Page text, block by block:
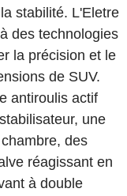
stabilité. L'Eletre
des technologies
la précision et le
de SUV.
antiroulis actif
une
des
réagissant en
à double